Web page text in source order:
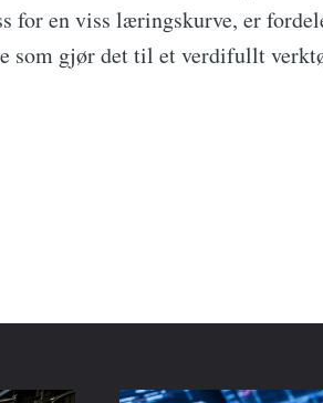
en viss læringskurve, er
som gjør det til et verdifullt